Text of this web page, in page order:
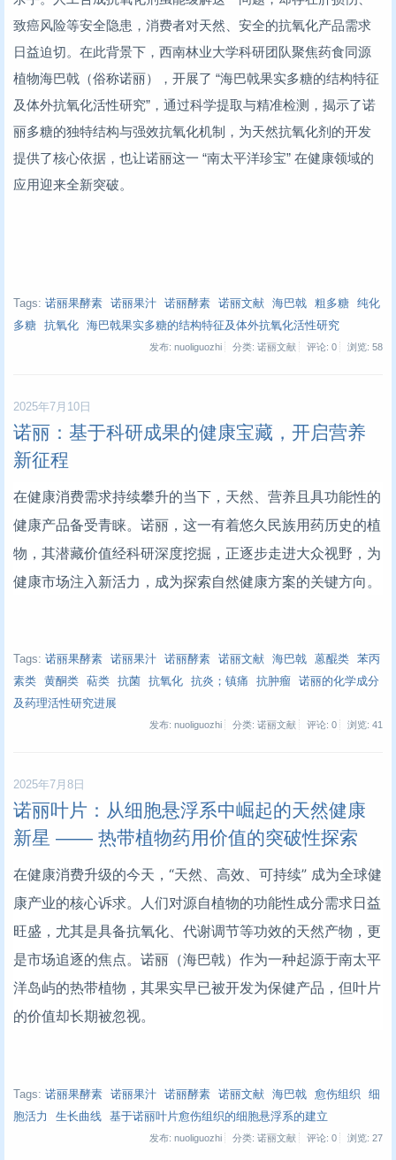
致癌风险等安全隐患，消费者对天然、安全的抗氧化产品需求
日益迫切。在此背景下，西南林业大学科研团队聚焦药食同源
植物海巴戟（俗称诺丽），开展了 “海巴戟果实多糖的结构特征
及体外抗氧化活性研究”，通过科学提取与精准检测，揭示了诺
丽多糖的独特结构与强效抗氧化机制，为天然抗氧化剂的开发
提供了核心依据，也让诺丽这一 “南太平洋珍宝” 在健康领域的
应用迎来全新突破。
Tags: 诺丽果酵素 诺丽果汁 诺丽酵素 诺丽文献 海巴戟 粗多糖
纯化
多糖
抗氧化 海巴戟果实多糖的结构特征及体外抗氧化活性研究
发布: nuoliguozhi 分类: 诺丽文献 评论: 0 浏览: 58
2025年7月10日
诺丽：基于科研成果的健康宝藏，开启营养
新征程
在健康消费需求持续攀升的当下，天然、营养且具功能性的
健康产品备受青睐。诺丽，这一有着悠久民族用药历史的植
物，其潜藏价值经科研深度挖掘，正逐步走进大众视野，为
健康市场注入新活力，成为探索自然健康方案的关键方向。
Tags: 诺丽果酵素 诺丽果汁 诺丽酵素 诺丽文献 海巴戟 蒽醌类
苯丙
素类
黄酮类 萜类 抗菌 抗氧化 抗炎；镇痛 抗肿瘤
诺丽的化学成分
及药理活性研究进展
发布: nuoliguozhi 分类: 诺丽文献 评论: 0 浏览: 41
2025年7月8日
诺丽叶片：从细胞悬浮系中崛起的天然健康
新星 —— 热带植物药用价值的突破性探索
在健康消费升级的今天，“天然、高效、可持续” 成为全球健
康产业的核心诉求。人们对源自植物的功能性成分需求日益
旺盛，尤其是具备抗氧化、代谢调节等功效的天然产物，更
是市场追逐的焦点。诺丽（海巴戟）作为一种起源于南太平
洋岛屿的热带植物，其果实早已被开发为保健产品，但叶片
的价值却长期被忽视。
Tags: 诺丽果酵素 诺丽果汁 诺丽酵素 诺丽文献 海巴戟 愈伤组织
细
胞活力
生长曲线 基于诺丽叶片愈伤组织的细胞悬浮系的建立
发布: nuoliguozhi 分类: 诺丽文献 评论: 0 浏览: 27